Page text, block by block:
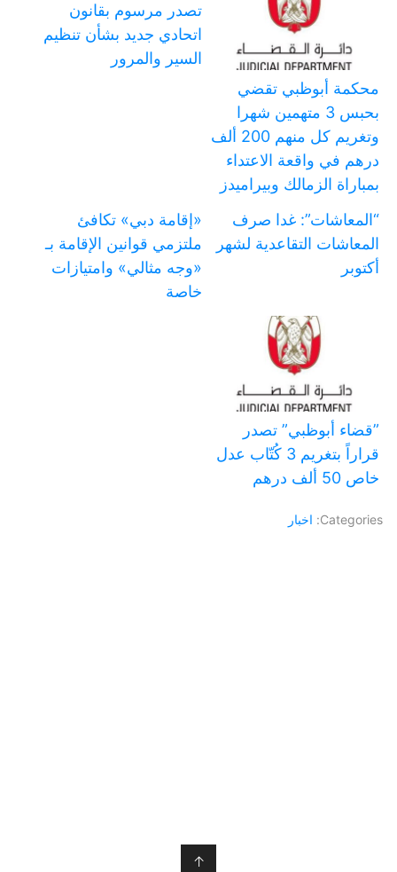
محكمة أبوظبي تقضي
بحبس 3 متهمين شهرا
وتغريم كل منهم 200 ألف
درهم في واقعة الاعتداء
بمباراة الزمالك وبيراميدز
تصدر مرسوم بقانون
اتحادي جديد بشأن تنظيم
السير والمرور
“المعاشات”: غدا صرف
المعاشات التقاعدية لشهر
أكتوبر
«إقامة دبي» تكافئ
ملتزمي قوانين الإقامة بـ
«وجه مثالي» وامتيازات
خاصة
‏”قضاء أبوظبي” تصدر
قراراً بتغريم 3 كُتّاب عدل
خاص 50 ألف درهم
Categories: اخبار
↑